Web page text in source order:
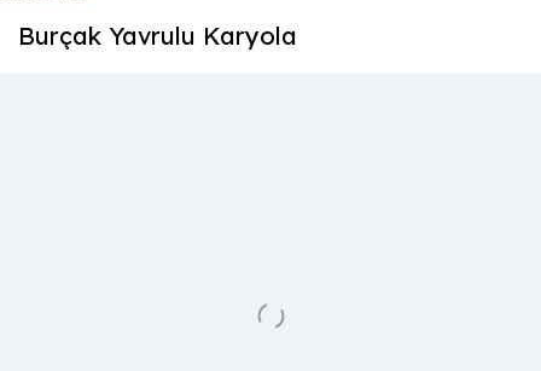
Burçak Yavrulu Karyola